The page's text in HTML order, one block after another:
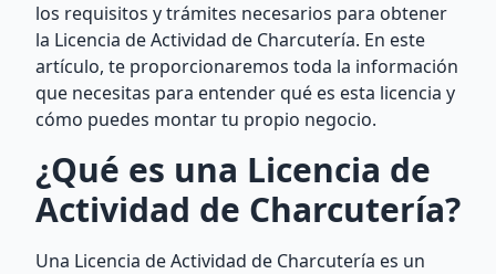
los requisitos y trámites necesarios para obtener
la Licencia de Actividad de Charcutería. En este
artículo, te proporcionaremos toda la información
que necesitas para entender qué es esta licencia y
cómo puedes montar tu propio negocio.
¿Qué es una Licencia de
Actividad de Charcutería?
Una Licencia de Actividad de Charcutería es un